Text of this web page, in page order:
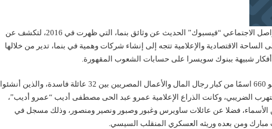
جدَّدت حسابات على مواقع التواصل الاجتماعي “فيسبوك” الحديث عن وثائق بنما، التي ظهرت في 2016، لتكشف عن
الساحة الاقتصادية والإعلامية تتجه إلى إنشاء شركات وهمية في بنما، تدير من خلالها
أفكار شبيهة ببنوك سويسرا على حسابات الشعوب المقهورة.
وفي مصر طرحت وثائق بنما نحو 660 اسمًا من كبار رجال المال والأعمال المصريين بين 32 عائلة فاسدة، والذين أنشئوا
الضريبي، وكانت الذراع الإعلامية عمرو عبد الحى مصطفى أديب “عمرو أديب”،
الأسماء، فضلا عن عائلات ساويرس وغبور وصبور ونصير ومنصور، وذلك مسجل في